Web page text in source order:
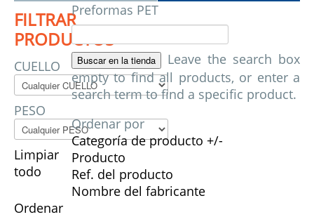
FILTRAR
PRODUCTOS
CUELLO
PESO
Limpiar
todo
Preformas PET
Leave the search box
empty to find all products, or enter a
search term to find a specific product.
Ordenar por
Categoría de producto +/-
Producto
Ref. del producto
Nombre del fabricante
Ordenar